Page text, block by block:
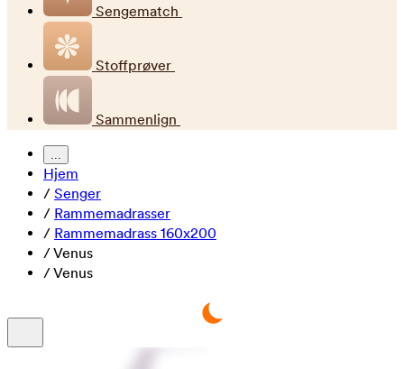
Sengematch
Stoffprøver
Sammenlign
...
Hjem
/ Senger
/ Rammemadrasser
/ Rammemadrass 160x200
/Venus
/Venus